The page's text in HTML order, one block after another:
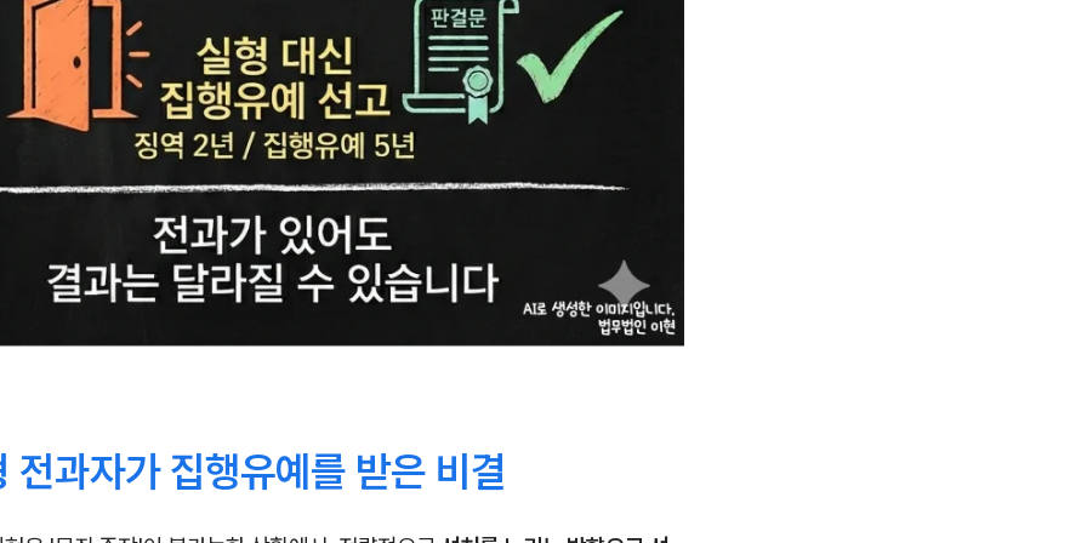
전과자가 집행유예를 받은 비결